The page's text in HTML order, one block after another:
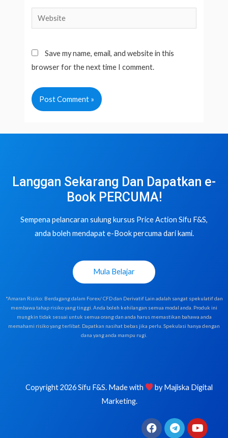
Website
Save my name, email, and website in this
browser for the next time I comment.
Langgan Sekarang Dan Dapatkan e-
Book PERCUMA!
Sempena pelancaran sulung kursus Price Action Sifu F&S,
anda boleh mendapat e-Book percuma dari kami.
Mula Belajar
*Amaran Risiko: Berdagang dalam Forex/ CFD dan Derivatif Lain adalah sangat spekulatif dan
membawa tahap risiko yang tinggi. Anda boleh kehilangan semua modal anda. Produk ini
mungkin tidak sesuai untuk semua orang dan anda harus memastikan bahawa anda
memahami risiko yang terlibat. Dapatkan nasihat bebas jika perlu. Spekulasi hanya dengan
dana yang anda mampu rugi.
Copyright 2026 Sifu F&S. Made with byMajiska Digital
Marketing.
F
a
T
e
Y
o